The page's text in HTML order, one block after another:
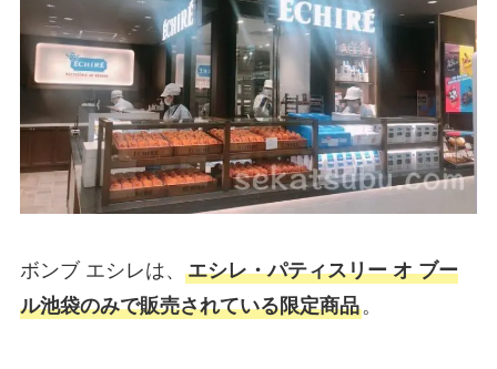
ボンブ エシレは、 エシレ・パティスリー オ ブー
ル池袋のみで販売されている限定商品。